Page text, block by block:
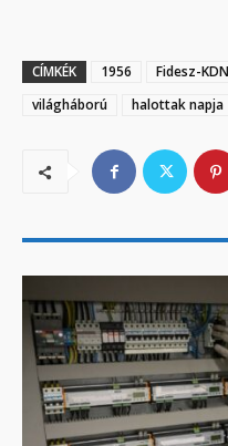
CÍMKÉK 1956 Fidesz-
világháború
halottak napja